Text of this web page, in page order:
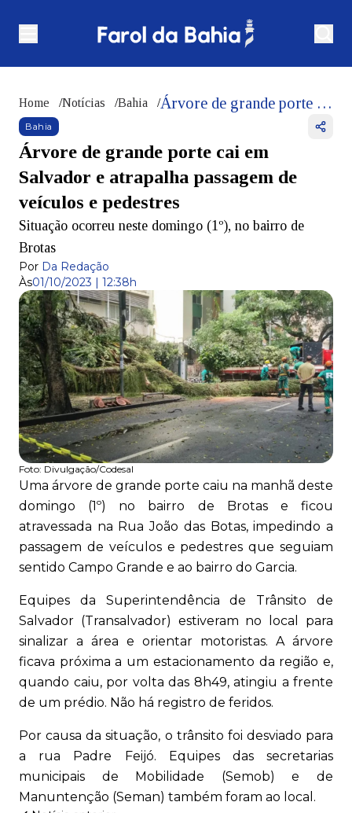
Home /Notícias /Bahia / Árvore de grande porte cai em Salvador e atrapalha passagem de veículos e pedestres
Bahia
Árvore de grande porte cai em
Salvador e atrapalha passagem de
veículos e pedestres
Situação ocorreu neste domingo (1º), no bairro de
Brotas
Por Da Redação
Às01/10/2023 | 12:38h
Foto: Divulgação/Codesal
Uma árvore de grande porte caiu na manhã deste
domingo (1º) no bairro de Brotas e ficou
atravessada na Rua João das Botas, impedindo a
passagem de veículos e pedestres que seguiam
sentido Campo Grande e ao bairro do Garcia.
Equipes da Superintendência de Trânsito de
Salvador (Transalvador) estiveram no local para
sinalizar a área e orientar motoristas. A árvore
ficava próxima a um estacionamento da região e,
quando caiu, por volta das 8h49, atingiu a frente
de um prédio. Não há registro de feridos.
Por causa da situação, o trânsito foi desviado para
a rua Padre Feijó. Equipes das secretarias
municipais de Mobilidade (Semob) e de
Manuntenção (Seman) também foram ao local.